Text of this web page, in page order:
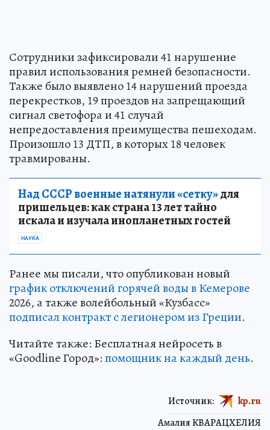
Сотрудники зафиксировали 41 нарушение
правил использования ремней безопасности.
Также было выявлено 14 нарушений проезда
перекрестков, 19 проездов на запрещающий
сигнал светофора и 41 случай
непредоставления преимущества пешеходам.
Произошло 13 ДТП, в которых 18 человек
травмированы.
Над СССР военные натянули «сетку»для
пришельцев: как страна 13 лет тайно
искала и изучала инопланетных гостей
НАУКА
Ранее мы писали, что опубликован новый
график отключений горячей воды в Кемерове
2026, а также волейбольный «Кузбасс»
подписал контракт с легионером из Греции.
Читайте также: Бесплатная нейросеть в
«Goodline Город»:помощник на каждый день.
Амалия КВАРАЦХЕЛИЯ
Источник: kp.ru